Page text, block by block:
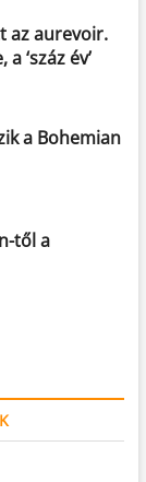
az aurevoir.
‘száz év’
a Bohemian
től a